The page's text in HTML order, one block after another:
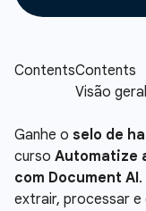
Ganhe o selo de
curso Automatize
com Document AI
extrair, processar e